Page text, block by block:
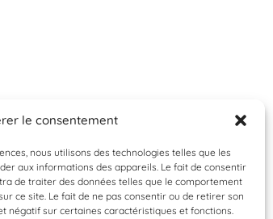
le consentement
nous utilisons des technologies telles que les
aux informations des appareils. Le fait de consentir
de traiter des données telles que le comportement
ce site. Le fait de ne pas consentir ou de retirer son
négatif sur certaines caractéristiques et fonctions.